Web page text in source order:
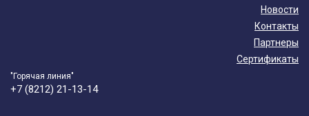
Новости
Контакты
Партнеры
Сертификаты
"Горячая линия"
+7 (8212) 21-13-14